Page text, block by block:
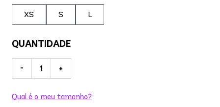
XS S L
QUANTIDADE
- +
Qual é o meu tamanho?